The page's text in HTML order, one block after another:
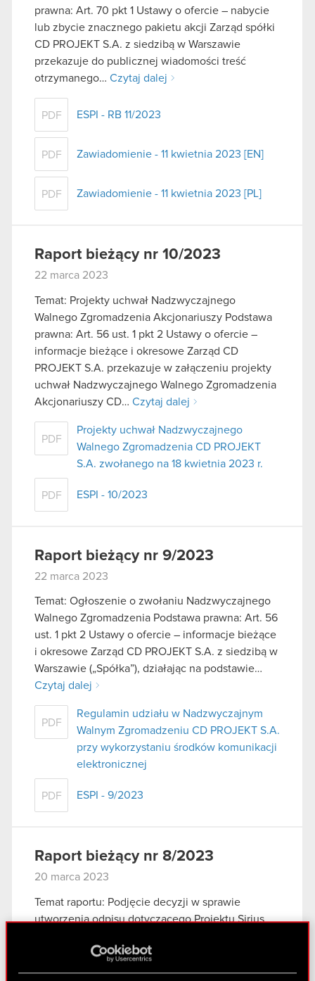
prawna: Art. 70 pkt 1 Ustawy o ofercie – nabycie
lub zbycie znacznego pakietu akcji Zarząd spółki
CD PROJEKT S.A. z siedzibą w Warszawie
przekazuje do publicznej wiadomości treść
otrzymanego… Czytaj dalej
PDF ESPI - RB 11/2023
PDF Zawiadomienie - 11 kwietnia 2023 [EN]
PDF Zawiadomienie - 11 kwietnia 2023 [PL]
Raport bieżący nr 10/2023
22 marca 2023
Temat: Projekty uchwał Nadzwyczajnego
Walnego Zgromadzenia Akcjonariuszy Podstawa
prawna: Art. 56 ust. 1 pkt 2 Ustawy o ofercie –
informacje bieżące i okresowe Zarząd CD
PROJEKT S.A. przekazuje w załączeniu projekty
uchwał Nadzwyczajnego Walnego Zgromadzenia
Akcjonariuszy CD… Czytaj dalej
PDF
Projekty uchwał Nadzwyczajnego
Walnego Zgromadzenia CD PROJEKT
S.A. zwołanego na 18 kwietnia 2023 r.
PDF ESPI - 10/2023
Raport bieżący nr 9/2023
22 marca 2023
Temat: Ogłoszenie o zwołaniu Nadzwyczajnego
Walnego Zgromadzenia Podstawa prawna: Art. 56
ust. 1 pkt 2 Ustawy o ofercie – informacje bieżące
i okresowe Zarząd CD PROJEKT S.A. z siedzibą w
Warszawie („Spółka”), działając na podstawie…
Czytaj dalej
PDF
Regulamin udziału w Nadzwyczajnym
Walnym Zgromadzeniu CD PROJEKT S.A.
przy wykorzystaniu środków komunikacji
elektronicznej
PDF ESPI - 9/2023
Raport bieżący nr 8/2023
20 marca 2023
Temat raportu: Podjęcie decyzji w sprawie
utworzenia odpisu dotyczącego Projektu Sirius
informacje poufne Zarząd CD PROJEKT S.A. z